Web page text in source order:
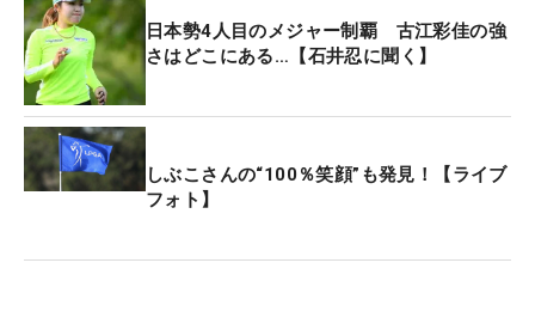
日本勢4人目のメジャー制覇 古江彩佳の強
さはどこにある…【石井忍に聞く】
しぶこさんの“100％笑顔”も発見！【ライブ
フォト】